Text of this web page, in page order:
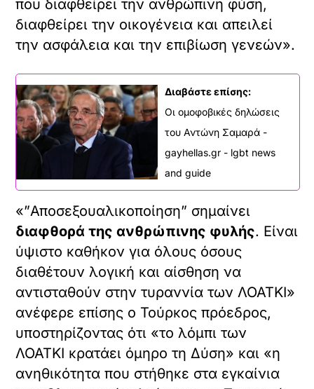
που διαφθείρει την ανθρώπινη φύση,
διαφθείρει την οικογένεια και απειλεί
την ασφάλεια και την επιβίωση γενεών».
Διαβάστε επίσης:
Οι ομοφοβικές δηλώσεις
του Αντώνη Σαμαρά -
gayhellas.gr - lgbt news
and guide
«”Αποσεξουαλικοποίηση” σημαίνει
διαφθορά της ανθρώπινης φυλής. Είναι
ύψιστο καθήκον για όλους όσους
διαθέτουν λογική και αίσθηση να
αντισταθούν στην τυραννία των ΛΟΑΤΚΙ»
ανέφερε επίσης ο Τούρκος πρόεδρος,
υποστηρίζοντας ότι «το λόμπι των
ΛΟΑΤΚΙ κρατάει όμηρο τη Δύση» και «η
ανηθικότητα που στήθηκε στα εγκαίνια